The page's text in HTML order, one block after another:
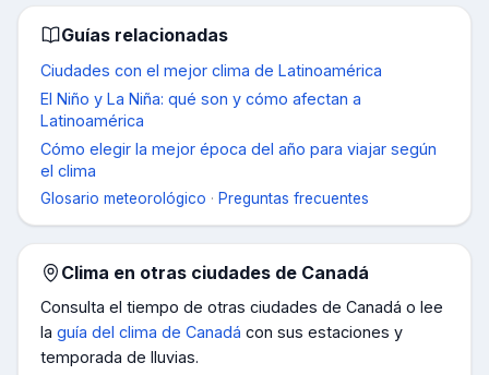
Guías relacionadas
Ciudades con el mejor clima de Latinoamérica
El Niño y La Niña: qué son y cómo afectan a
Latinoamérica
Cómo elegir la mejor época del año para viajar según
el clima
Glosario meteorológico · Preguntas frecuentes
Clima en otras ciudades de Canadá
Consulta el tiempo de otras ciudades de Canadá o lee
la guía del clima de Canadá con sus estaciones y
temporada de lluvias.